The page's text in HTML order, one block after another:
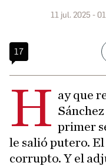
11 jul. 2025 -
17
H ay que
primer
le salió putero.
corrupto. Y el